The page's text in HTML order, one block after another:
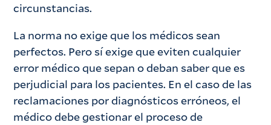
circunstancias.
La norma no exige que los médicos sean
perfectos. Pero sí exige que eviten cualquier
error médico que sepan o deban saber que es
perjudicial para los pacientes. En el caso de las
reclamaciones por diagnósticos erróneos, el
médico debe gestionar el proceso de